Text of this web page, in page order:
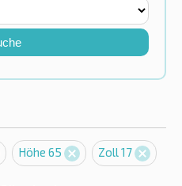
Höhe 65 Zoll 17